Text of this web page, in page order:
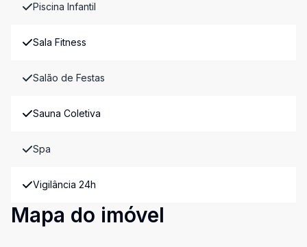
Piscina Infantil
Sala Fitness
Salão de Festas
Sauna Coletiva
Spa
Vigilância 24h
Mapa do imóvel